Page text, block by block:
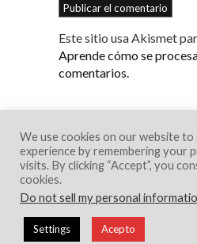
Este sitio usa Akismet
Aprende cómo se
comentarios.
© 2018 Creative Portfolio
We use cookies on our website
experience by remembering your
visits. By clicking “Accept”, you
cookies.
Do not sell my personal
Settings Acepto